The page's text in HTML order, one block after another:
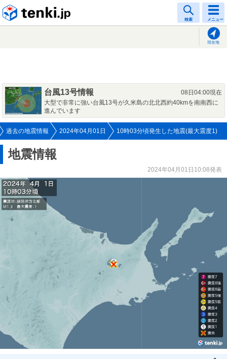
検索 メニュー
現在地
台風13号情報
08日04:00現在
大型で非常に強い台風13号が久米島の北北西約40kmを南南西に
進んでいます
過去の地震情報 2024年04月01日 10時03分頃発生した地震(最大震度1)
地震情報
2024年04月01日10:08発表